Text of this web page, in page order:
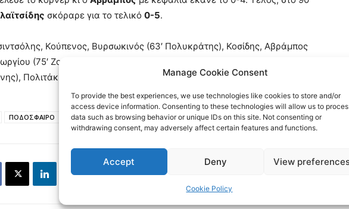
Manage Cookie Consent
To provide the best experiences, we use technologies like cookies to store and/or
access device information. Consenting to these technologies will allow us to
data such as browsing behavior or unique IDs on this site. Not consenting or
withdrawing consent, may adversely affect certain features and functions.
Accept Deny View
Cookie Policy
σκόραρε για το τελικό 0-5.
Κούπενος, Βυρσωκινός (63′ Πολυκράτης), Κοσίδης, Αβράμπος
(75′ Ζούμπι), Τσομπάνης (63′ Τέλο), Καλαϊτσίδης, Χατσίδης,
Πολιτάκης.
ΠΟΔΟΣΦΑΙΡΟ